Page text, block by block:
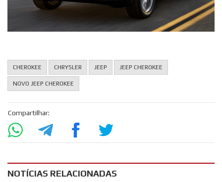
CHEROKEE CHRYSLER JEEP JEEP CHEROKEE
NOVO JEEP CHEROKEE
Compartilhar:
NOTÍCIAS RELACIONADAS